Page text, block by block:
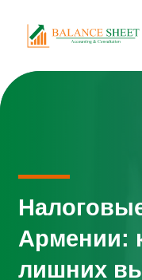
Армении:
лишних